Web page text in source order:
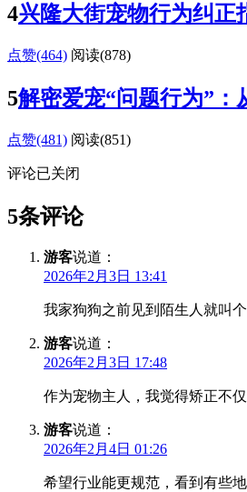
4兴隆大街宠物行为纠正
点赞(464) 阅读(878)
5解密爱宠“问题行为”：
点赞(481) 阅读(851)
评论已关闭
5条评论
游客说道：
2026年2月3日 13:41
我家狗狗之前见到陌生人就叫
游客说道：
2026年2月3日 17:48
作为宠物主人，我觉得矫正不
游客说道：
2026年2月4日 01:26
希望行业能更规范，看到有些